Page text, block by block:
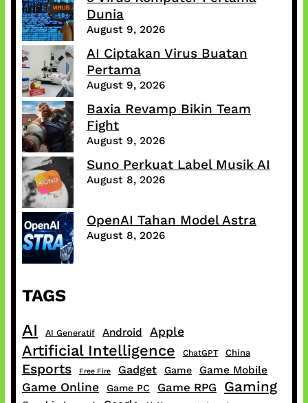
Dunia
August 9, 2026
AI Ciptakan Virus Buatan
Pertama
August 9, 2026
Baxia Revamp Bikin Team
Fight
August 9, 2026
Suno Perkuat Label Musik AI
August 8, 2026
OpenAI Tahan Model Astra
August 8, 2026
TAGS
AI AI Generatif Android Apple
Artificial Intelligence ChatGPT China
Esports Free Fire Gadget Game Game Mobile
Game Online Game PC Game RPG Gaming